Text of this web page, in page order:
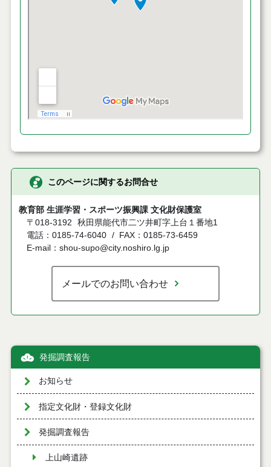
このページに関するお問合せ
教育部 生涯学習・スポーツ振興課 文化財保護室
〒018-3192
秋田県能代市二ツ井町字上台１番地1
電話：0185-74-6040
FAX：0185-73-6459
E-mail：shou-supo@city.noshiro.lg.jp
メールでのお問い合わせ
発掘調査報告
お知らせ
指定文化財・登録文化財
発掘調査報告
上山崎遺跡